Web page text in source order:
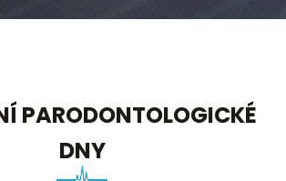
PARODONTOLOGICKÉ
DNY